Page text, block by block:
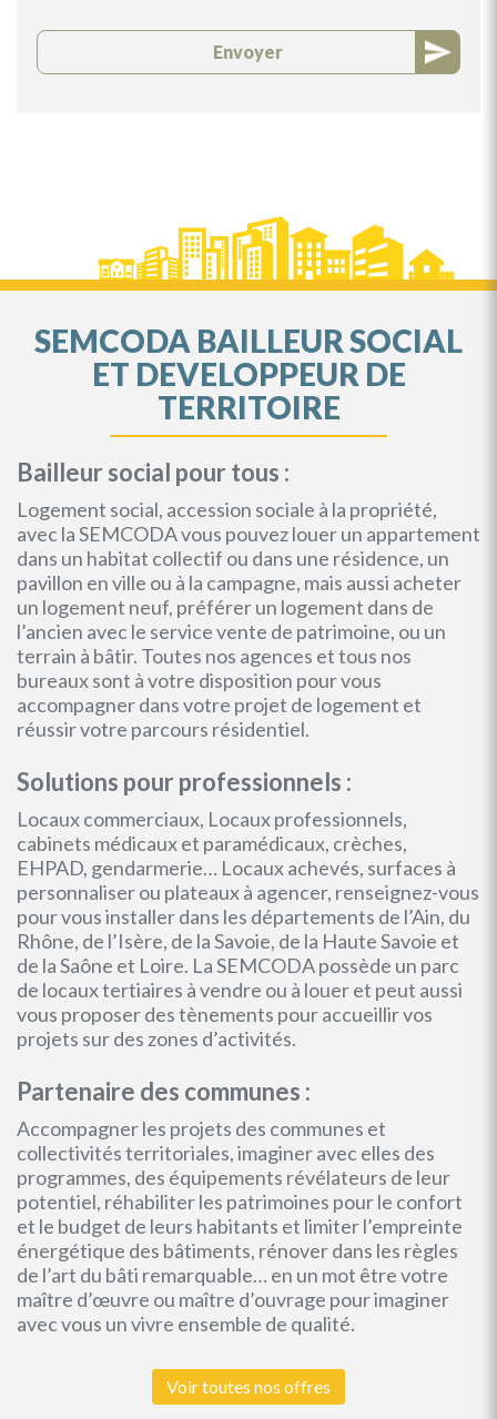
Envoyer
SEMCODA BAILLEUR SOCIAL
ET DEVELOPPEUR DE
TERRITOIRE
Bailleur social pour tous :
Logement social, accession sociale à la propriété,
avec la SEMCODA vous pouvez louer un appartement
dans un habitat collectif ou dans une résidence, un
pavillon en ville ou à la campagne, mais aussi acheter
un logement neuf, préférer un logement dans de
l’ancien avec le service vente de patrimoine, ou un
terrain à bâtir. Toutes nos agences et tous nos
bureaux sont à votre disposition pour vous
accompagner dans votre projet de logement et
réussir votre parcours résidentiel.
Solutions pour professionnels :
Locaux commerciaux, Locaux professionnels,
cabinets médicaux et paramédicaux, crèches,
EHPAD, gendarmerie… Locaux achevés, surfaces à
personnaliser ou plateaux à agencer, renseignez-vous
pour vous installer dans les départements de l’Ain, du
Rhône, de l’Isère, de la Savoie, de la Haute Savoie et
de la Saône et Loire. La SEMCODA possède un parc
de locaux tertiaires à vendre ou à louer et peut aussi
vous proposer des tènements pour accueillir vos
projets sur des zones d’activités.
Partenaire des communes :
Accompagner les projets des communes et
collectivités territoriales, imaginer avec elles des
programmes, des équipements révélateurs de leur
potentiel, réhabiliter les patrimoines pour le confort
et le budget de leurs habitants et limiter l’empreinte
énergétique des bâtiments, rénover dans les règles
de l’art du bâti remarquable… en un mot être votre
maître d’œuvre ou maître d’ouvrage pour imaginer
avec vous un vivre ensemble de qualité.
Voir toutes nos offres